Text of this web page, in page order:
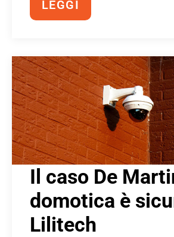
LEGGI
Il caso De
domotica è
Lilitech